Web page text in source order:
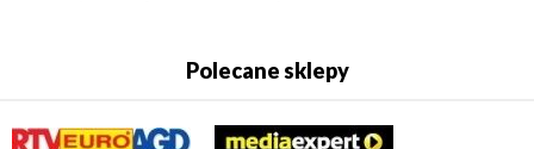
Polecane sklepy